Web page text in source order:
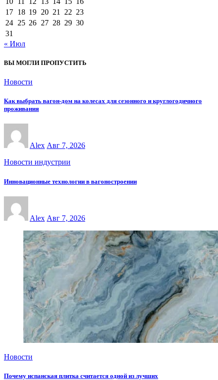
17 18 19 20 21 22 23
24 25 26 27 28 29 30
31
« Июл
ВЫ МОГЛИ ПРОПУСТИТЬ
Новости
Как выбрать вагон-дом на колесах для сезонного и круглогодичного
проживания
Alex Авг 7, 2026
Новости индустрии
Инновационные технологии в вагоностроении
Alex Авг 7, 2026
Новости
Почему испанская плитка считается одной из лучших